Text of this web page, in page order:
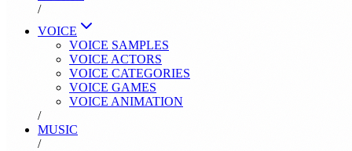
/
VOICE
VOICE SAMPLES
VOICE ACTORS
VOICE CATEGORIES
VOICE GAMES
VOICE ANIMATION
/
MUSIC
/